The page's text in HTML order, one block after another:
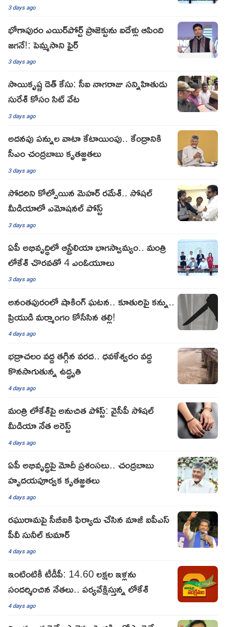
3 days ago
భోగాపురం ఎయిర్‌పోర్ట్ ప్రాజెక్టును ఐదేళ్లు ఆపింది
జగనే!: పెమ్మసాని ఫైర్
3 days ago
సాయికృష్ణ డెత్ కేసు: సీఐ నాగరాజు సన్నిహితుడు
సురేశ్ కోసం సిట్ వేట
3 days ago
అదనపు పన్నుల వాటా కేటాయింపు.. కేంద్రానికి
సీఎం చంద్రబాబు కృతజ్ఞతలు
3 days ago
సోదరిని కోల్పోయిన మెహర్ రమేశ్.. సోషల్
మీడియాలో ఎమోషనల్ పోస్ట్
3 days ago
ఏపీ అభివృద్ధిలో ఆస్ట్రేలియా భాగస్వామ్యం.. మంత్రి
లోకేశ్ చొరవతో 4 ఎంఓయూలు
3 days ago
అనంతపురంలో షాకింగ్ ఘ‌ట‌న‌.. కూతురిపై కన్ను..
ప్రియుడి మర్మాంగం కోసేసిన తల్లి!
4 days ago
భద్రాచలం వద్ద తగ్గిన వరద.. ధవళేశ్వరం వద్ద
కొనసాగుతున్న ఉద్ధృతి
4 days ago
మంత్రి లోకేశ్‌పై అనుచిత పోస్ట్: వైసీపీ సోషల్
మీడియా నేత అరెస్ట్
4 days ago
ఏపీ అభివృద్ధిపై మోదీ ప్రశంసలు.. చంద్రబాబు
హృదయపూర్వక కృతజ్ఞతలు
4 days ago
రఘురామపై సీబీఐకి ఫిర్యాదు చేసిన మాజీ ఐపీఎస్
పీవీ సునీల్ కుమార్
4 days ago
ఇంటింటికీ టీడీపీ: 14.60 లక్షల ఇళ్లను
సందర్శించిన నేతలు.. పర్యవేక్షిస్తున్న లోకేశ్
4 days ago